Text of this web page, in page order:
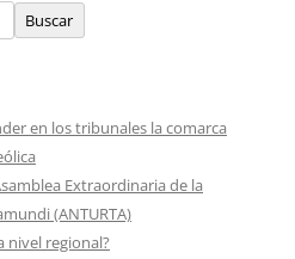
Buscar
en los tribunales la comarca
Extraordinaria de la
(ANTURTA)
nivel regional?